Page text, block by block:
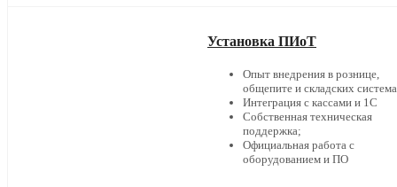
Установка ПИоТ
Опыт внедрения в рознице,
общепите и складских
Интеграция с кассами и 1С
Собственная техническая
поддержка;
Официальная работа с
оборудованием и ПО